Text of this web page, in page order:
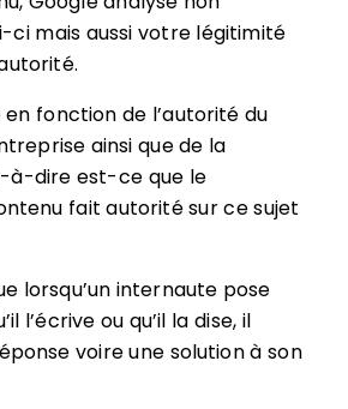
ci mais aussi votre légitimité
fonction de l’autorité du
ainsi que de la
à-dire est-ce que le
fait autorité sur ce sujet
lorsqu’un internaute pose
l’écrive ou qu’il la dise, il
voire une solution à son